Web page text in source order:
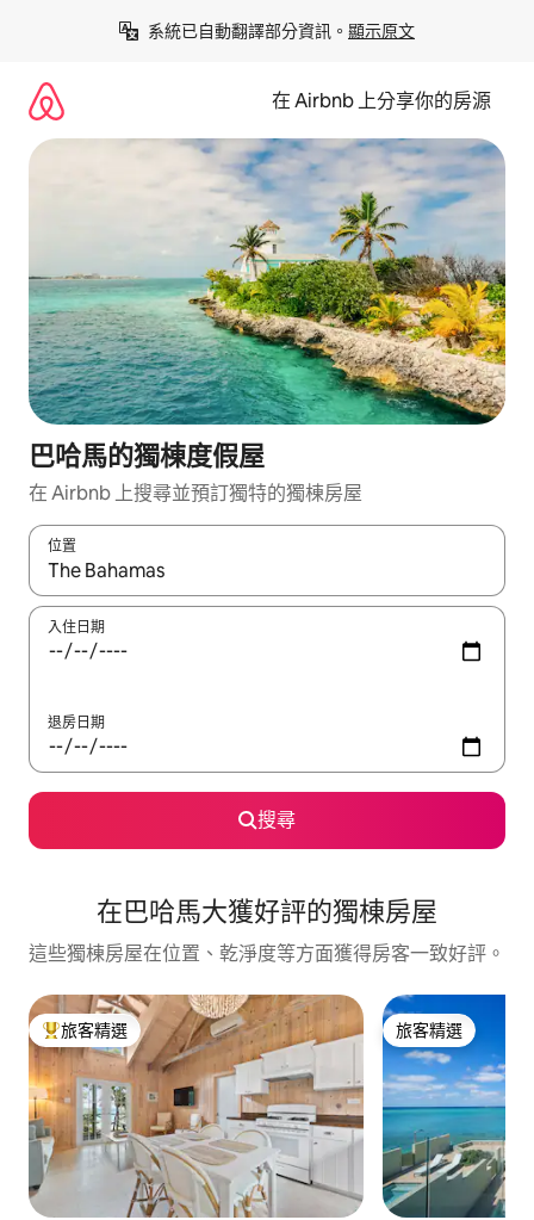
系統已自動翻譯部分資訊。 顯示原文
在 Airbnb 上分享你的房源
巴哈馬的獨棟度假屋
在 Airbnb 上搜尋並預訂獨特的獨棟房屋
位置
如有搜尋結果，瀏覽內容時請使用上下箭頭，或輕點、滑動裝置。
入住日期
退房日期
搜尋
在巴哈馬大獲好評的獨棟房屋
這些獨棟房屋在位置、乾淨度等方面獲得房客一致好評。
旅客精選榜首
旅客精選 旅客精選
旅客精選